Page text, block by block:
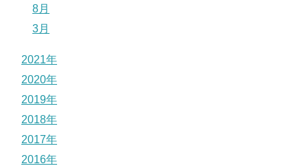
8月
3月
2021年
2020年
2019年
2018年
2017年
2016年